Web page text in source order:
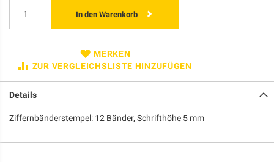
In den Warenkorb
MERKEN
ZUR VERGLEICHSLISTE HINZUFÜGEN
Details
Ziffernbänderstempel: 12 Bänder, Schrifthöhe 5 mm